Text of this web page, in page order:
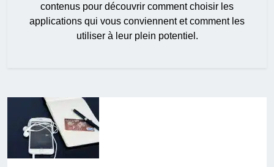
contenus pour découvrir comment choisir les
applications qui vous conviennent et comment les
utiliser à leur plein potentiel.